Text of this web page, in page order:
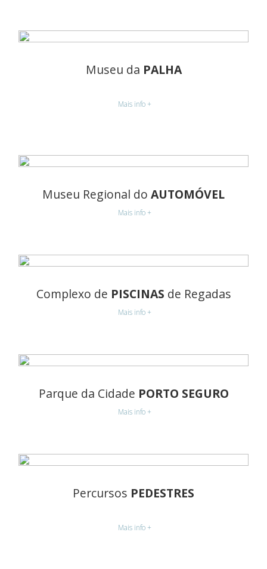
Museu da PALHA
Mais info +
Museu Regional do AUTOMÓVEL
Mais info +
Complexo de PISCINAS de Regadas
Mais info +
Parque da Cidade PORTO SEGURO
Mais info +
Percursos PEDESTRES
Mais info +